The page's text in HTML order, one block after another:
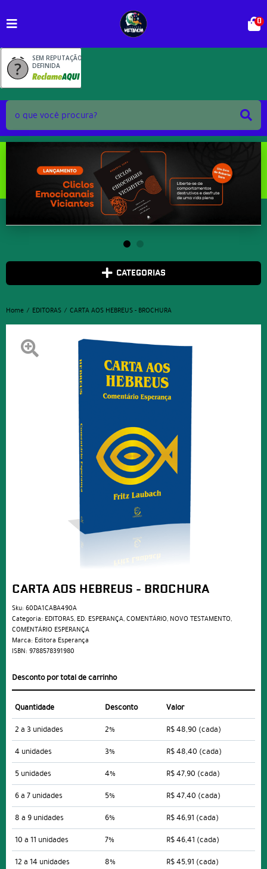
SEM REPUTAÇÃO
DEFINIDA
0
CATEGORIAS
Home EDITORAS CARTA AOS HEBREUS - BROCHURA
CARTA AOS HEBREUS - BROCHURA
Sku: 60DA1CABA490A
Categoria: EDITORAS, ED. ESPERANÇA,COMENTÁRIO, NOVO TESTAMENTO,
COMENTÁRIO ESPERANÇA
Marca: Editora Esperança
ISBN: 9788578391980
Desconto por total de carrinho
Quantidade Desconto
Valor
2 a 3 unidades
2% R$ 48,90 (cada)
4 unidades
3% R$ 48,40 (cada)
5 unidades
4% R$ 47,90 (cada)
6 a 7 unidades
5% R$ 47,40 (cada)
8 a 9 unidades
6% R$ 46,91 (cada)
10 a 11 unidades
7% R$ 46,41 (cada)
12 a 14 unidades
8% R$ 45,91 (cada)